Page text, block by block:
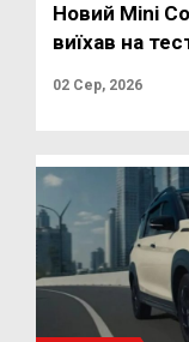
Новий Mini
виїхав на
02 Сер, 2026